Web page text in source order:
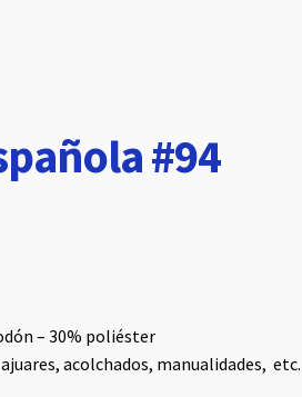
#94
– 30% poliéster
acolchados, manualidades, etc.